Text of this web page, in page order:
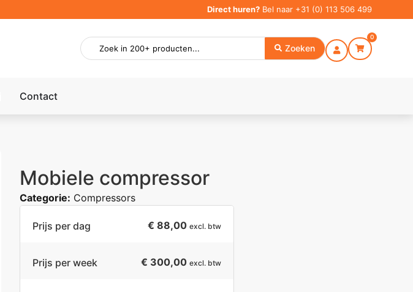
Direct huren?Bel naar +31 (0) 113 506 499
Zoeken
0
Contact
Mobiele compressor
Categorie: Compressors
Prijs per dag € 88,00 excl. btw
Prijs per week € 300,00 excl. btw